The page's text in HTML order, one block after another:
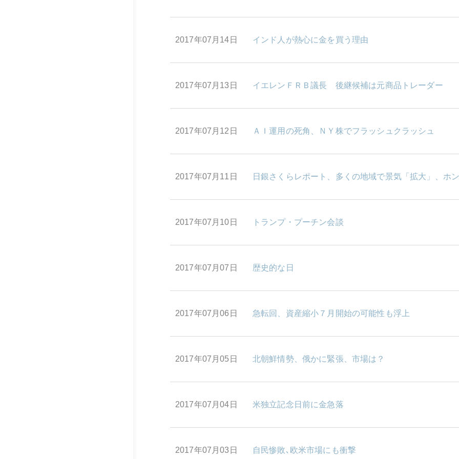
2017年07月14日 インド人が熱心に金を買う理由
2017年07月13日 イエレンＦＲＢ議長 後継候補は元商品トレーダー
2017年07月12日 ＡＩ運用の死角、ＮＹ株でフラッシュクラッシュ
2017年07月11日 日銀さくらレポート、多くの地域で景気「拡大」、ホ
2017年07月10日 トランプ・プーチン会談
2017年07月07日 歴史的な日
2017年07月06日 急転回、資産縮小７月開始の可能性も浮上
2017年07月05日 北朝鮮情勢、俄かに緊張、市場は？
2017年07月04日 米独立記念日前に金急落
2017年07月03日 自民惨敗､欧米市場にも衝撃